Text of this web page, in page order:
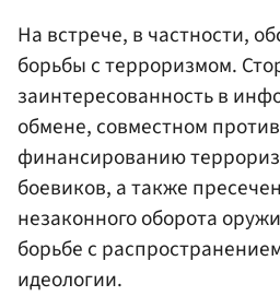
На встрече, в частности,
борьбы с терроризмом.
заинтересованность в
обмене, совместном
финансированию
боевиков, а также
незаконного оборота
борьбе с
идеологии.